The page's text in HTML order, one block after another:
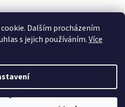
Dalším procházením
s jejich používáním.Více
doporučuje! Zboží.cz Firmy.cz
Shoptet